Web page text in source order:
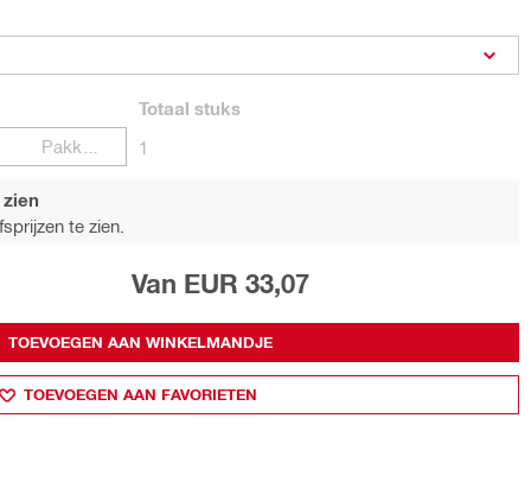
Totaal stuks
1
te zien.
Van EUR 33,07
TOEVOEGEN AAN WINKELMANDJE
TOEVOEGEN AAN FAVORIETEN